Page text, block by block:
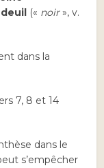
deuil (« noir», v.
dans la
7, 8 et 14
dans le
s’empêcher